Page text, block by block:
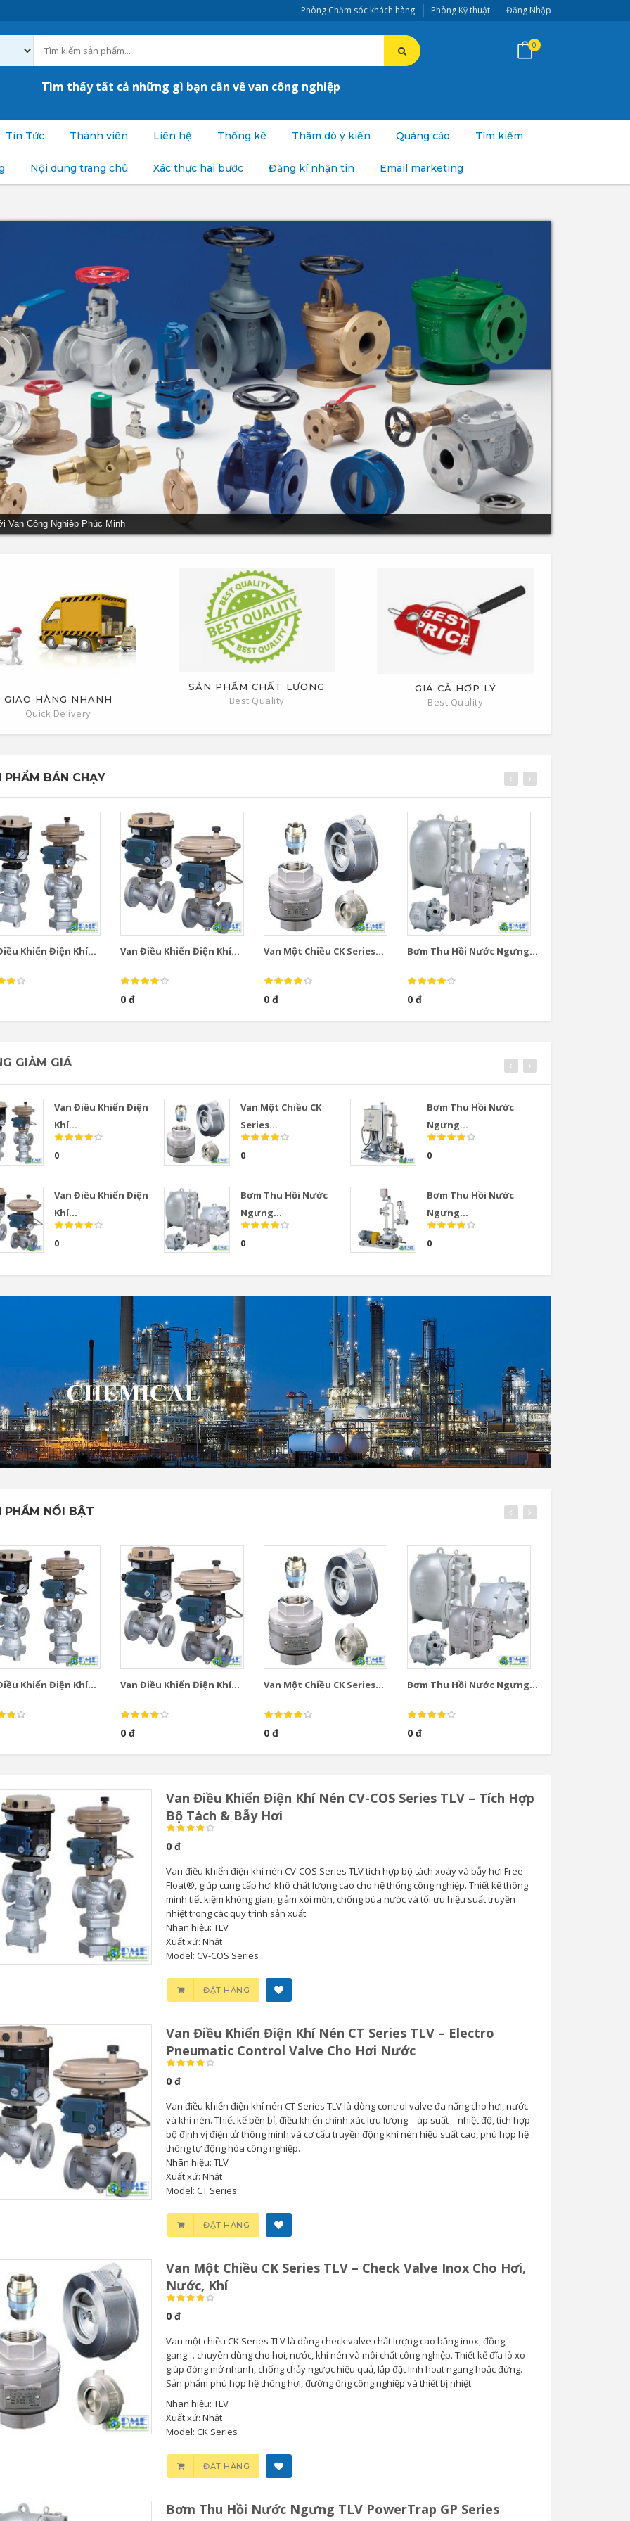
Phòng Chăm sóc khách hàng Phòng Kỹ thuật Đăng Nhập
Tìm thấy tất cả những gì bạn cần về van công nghiệp
0
Tin Tức Thành viên Liên hệ Thống kê Thăm dò ý kiến Quảng cáo Tìm kiếm
Nội dung trang chủ Xác thực hai bước Đăng kí nhận tin Email marketing
Van Công Nghiệp Phúc Minh
GIAO HÀNG NHANH
Quick Delivery
SẢN PHẨM CHẤT LƯỢNG
Best Quality
GIÁ CẢ HỢP LÝ
Best Quality
PHẨM BÁN CHẠY
Khiển Điện Khí... Van Điều Khiển Điện Khí...
0 đ
Van Một Chiều CK Series...
0 đ
Bơm Thu Hồi Nước Ngưng...
0 đ
GIẢM GIÁ
Van Điều Khiển Điện
Khí...
0
Van Điều Khiển Điện
Khí...
0
Van Một Chiều CK
Series...
0
Bơm Thu Hồi Nước
Ngưng...
0
Bơm Thu Hồi Nước
Ngưng...
0
Bơm Thu Hồi Nước
Ngưng...
0
PHẨM NỔI BẬT
Khiển Điện Khí... Van Điều Khiển Điện Khí...
0 đ
Van Một Chiều CK Series...
0 đ
Bơm Thu Hồi Nước Ngưng...
0 đ
Van Điều Khiển Điện Khí Nén CV-COS Series TLV – Tích Hợp
Bộ Tách & Bẫy Hơi
0 đ
Van điều khiển điện khí nén CV-COS Series TLV tích hợp bộ tách xoáy và bẫy hơi Free
Float®, giúp cung cấp hơi khô chất lượng cao cho hệ thống công nghiệp. Thiết kế thông
minh tiết kiệm không gian, giảm xói mòn, chống búa nước và tối ưu hiệu suất truyền
nhiệt trong các quy trình sản xuất.
Nhãn hiệu: TLV
Xuất xứ: Nhật
Model: CV-COS Series
ĐẶT HÀNG
Van Điều Khiển Điện Khí Nén CT Series TLV – Electro
Pneumatic Control Valve Cho Hơi Nước
0 đ
Van điều khiển điện khí nén CT Series TLV là dòng control valve đa năng cho hơi, nước
và khí nén. Thiết kế bền bỉ, điều khiển chính xác lưu lượng – áp suất – nhiệt độ, tích hợp
bộ định vị điện tử thông minh và cơ cấu truyền động khí nén hiệu suất cao, phù hợp hệ
thống tự động hóa công nghiệp.
Nhãn hiệu: TLV
Xuất xứ: Nhật
Model: CT Series
ĐẶT HÀNG
Van Một Chiều CK Series TLV – Check Valve Inox Cho Hơi,
Nước, Khí
0 đ
Van một chiều CK Series TLV là dòng check valve chất lượng cao bằng inox, đồng,
gang… chuyên dùng cho hơi, nước, khí nén và môi chất công nghiệp. Thiết kế đĩa lò xo
giúp đóng mở nhanh, chống chảy ngược hiệu quả, lắp đặt linh hoạt ngang hoặc đứng.
Sản phẩm phù hợp hệ thống hơi, đường ống công nghiệp và thiết bị nhiệt.
Nhãn hiệu: TLV
Xuất xứ: Nhật
Model: CK Series
ĐẶT HÀNG
Bơm Thu Hồi Nước Ngưng TLV PowerTrap GP Series
Bơm Thu Hồi Nước
Bơm Thu Hồi Nước
Ngưng Chân...
0
Bơm Thu Hồi Nước
Ngưng TLV...
Van Giảm Áp Hơi TLV
COS Series...
Van Xả Bypass TLV
BD800 Chính...
0
0
0